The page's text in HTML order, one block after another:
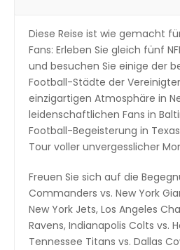
Diese Reise ist wie gemacht
Fans: Erleben Sie gleich fünf
und besuchen Sie einige der
Football-Städte der
einzigartigen Atmosphäre in
leidenschaftlichen Fans in
Football-Begeisterung in
Tour voller unvergesslicher
Freuen Sie sich auf die
Commanders vs. New York
New York Jets, Los Angeles
Ravens, Indianapolis Colts vs.
Tennessee Titans vs. Dallas